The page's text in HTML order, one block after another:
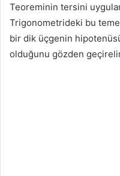
Teoreminin tersini
Trigonometrideki bu
bir dik üçgenin
olduğunu gözden